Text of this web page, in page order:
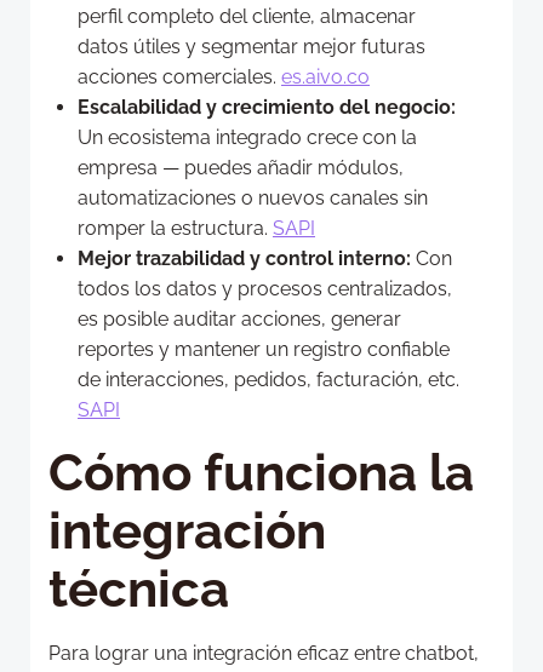
perfil completo del cliente, almacenar
datos útiles y segmentar mejor futuras
acciones comerciales. es.aivo.co
Escalabilidad y crecimiento del negocio:
Un ecosistema integrado crece con la
empresa — puedes añadir módulos,
automatizaciones o nuevos canales sin
romper la estructura. SAPI
Mejor trazabilidad y control interno: Con
todos los datos y procesos centralizados,
es posible auditar acciones, generar
reportes y mantener un registro confiable
de interacciones, pedidos, facturación, etc.
SAPI
Cómo funciona la
integración
técnica
Para lograr una integración eficaz entre chatbot,